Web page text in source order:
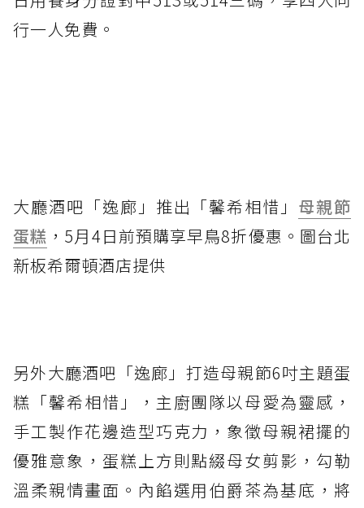
日用餐身分證對中513或514三碼，享四人同
行一人免費。
大廳酒吧「逸廊」推出「馨希相惜」母親節
蛋糕 ，5月4日前預購享早鳥8折優惠。圖台北
新板希爾頓酒店提供
另外大廳酒吧「逸廊」打造母親節6吋主題蛋
糕「馨希相惜」，主廚團隊以母愛為靈感，
手工製作花邊造型巧克力，象徵母親裙擺的
優雅意象，蛋糕上方則點綴母女剪影，勾勒
溫柔親情畫面。內餡選用伯爵茶為基底，將